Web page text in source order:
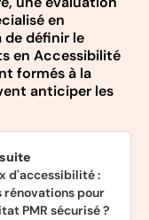
en
de définir le
en Accessibilité
formés à la
anticiper les
d'accessibilité :
rénovations pour
PMR sécurisé ?